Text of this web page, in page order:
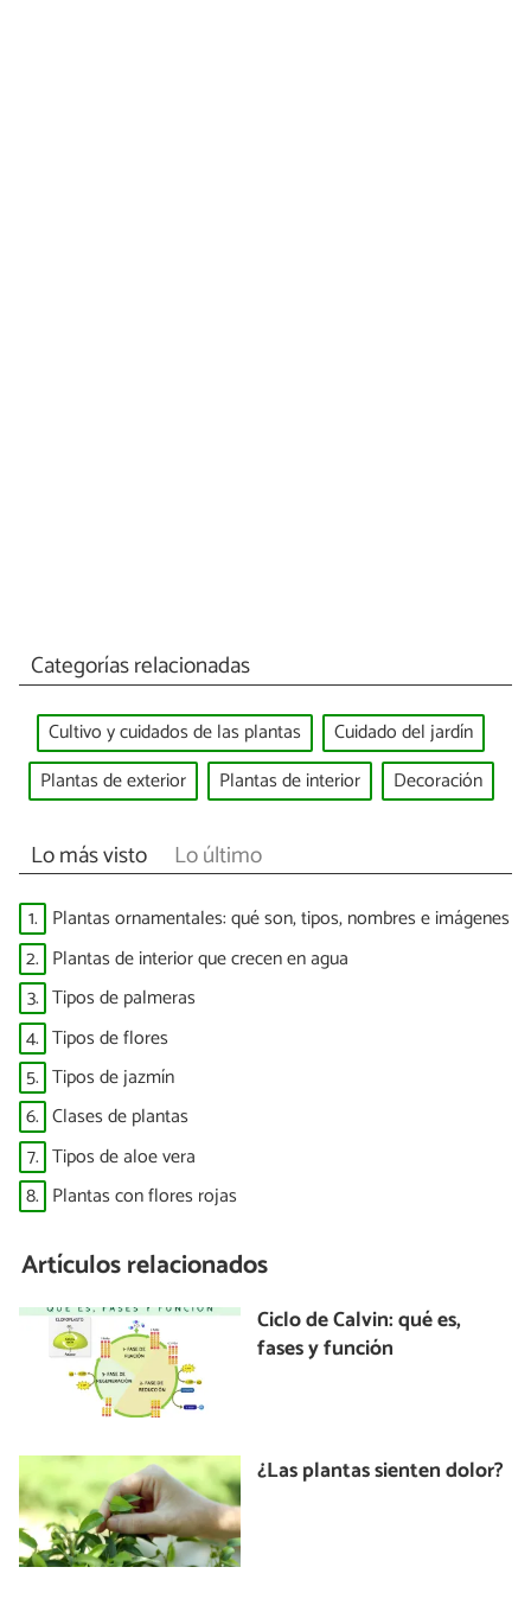
Categorías relacionadas
Cultivo y cuidados de las plantas
Cuidado del jardín
Plantas de exterior
Plantas de interior Decoración
Lo más visto Lo último
1. Plantas ornamentales: qué son, tipos, nombres e imágenes
2. Plantas de interior que crecen en agua
3. Tipos de palmeras
4. Tipos de flores
5. Tipos de jazmín
6. Clases de plantas
7. Tipos de aloe vera
8. Plantas con flores rojas
Artículos relacionados
Ciclo de Calvin: qué es,
fases y función
¿Las plantas sienten dolor?